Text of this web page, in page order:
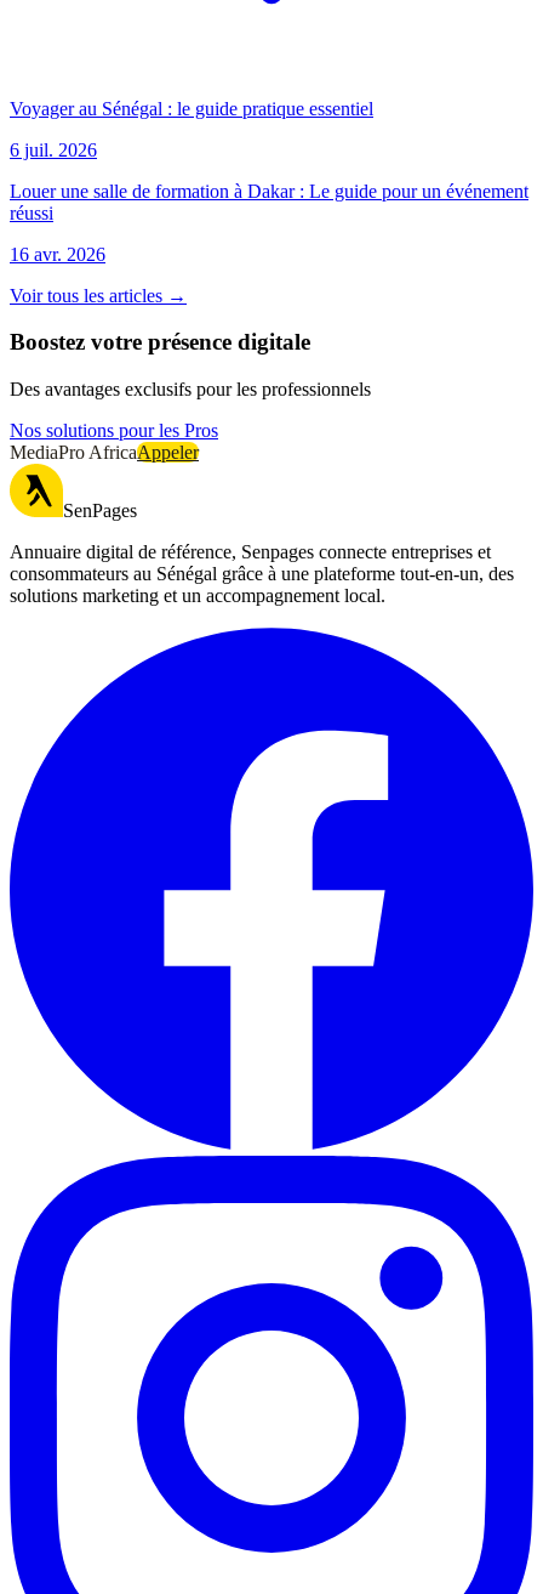
Voyager au Sénégal : le guide pratique essentiel
6 juil. 2026
Louer une salle de formation à Dakar : Le guide pour un événement
réussi
16 avr. 2026
Voir tous les articles →
Boostez votre présence digitale
Des avantages exclusifs pour les professionnels
Nos solutions pour les Pros
MediaPro AfricaAppeler
SenPages
Annuaire digital de référence, Senpages connecte entreprises et
consommateurs au Sénégal grâce à une plateforme tout-en-un, des
solutions marketing et un accompagnement local.